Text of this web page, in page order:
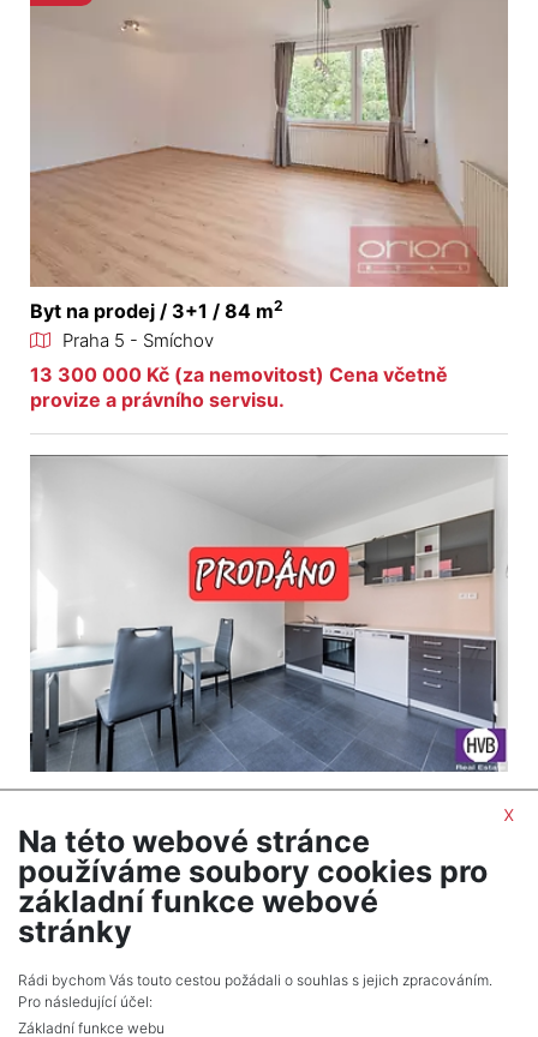
Byt na prodej / 3+1 / 84 m2
Praha 5 - Smíchov
13 300 000 Kč (za nemovitost) Cena včetně
provize a právního servisu.
2
Slaný
4 320 000 Kč (za nemovitost) Cena včetně
provize, REZERVACE. cena včetně provize RK a
právních služeb
Celkem1inzerátů.
x
Na této webové stránce
používáme soubory cookies pro
základní funkce webové
stránky
Rádi bychom Vás touto cestou požádali o souhlas s jejich zpracováním.
Pro následující účel:
Základní funkce webu